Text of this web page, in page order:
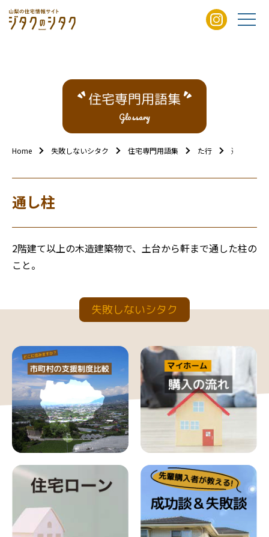
住宅専門用語集
Glossary
Home 失敗しないシタク 住宅専門用語集 た行 通し柱
通し柱
2階建て以上の木造建築物で、土台から軒まで通した柱の
こと。
失敗しないシタク